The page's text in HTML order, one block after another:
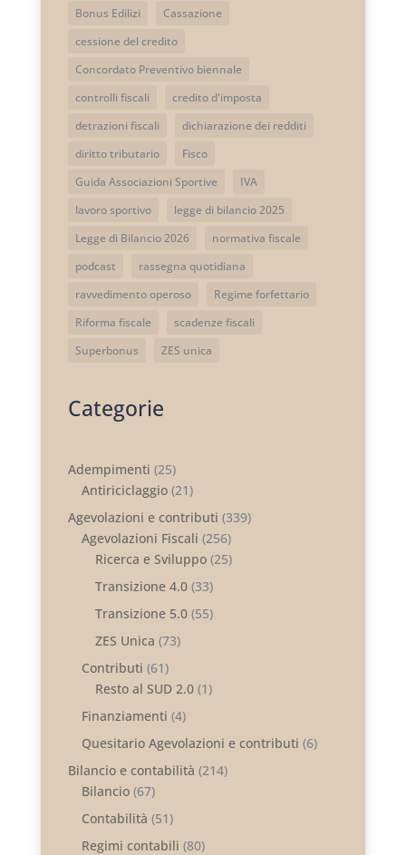
Bonus Edilizi
Cassazione
cessione del credito
Concordato Preventivo biennale
controlli fiscali
credito d'imposta
detrazioni fiscali
dichiarazione dei redditi
diritto tributario
Fisco
Guida Associazioni Sportive
IVA
lavoro sportivo
legge di bilancio 2025
Legge di Bilancio 2026
normativa fiscale
podcast
rassegna quotidiana
ravvedimento operoso
Regime forfettario
Riforma fiscale
scadenze fiscali
Superbonus
ZES unica
Categorie
Adempimenti (25)
Antiriciclaggio(21)
Agevolazioni e contributi (339)
Agevolazioni Fiscali (256)
Ricerca e Sviluppo(25)
Transizione 4.0(33)
Transizione 5.0(55)
ZES Unica (73)
Contributi (61)
Resto al SUD 2.0(1)
Finanziamenti (4)
Quesitario Agevolazioni e contributi (6)
Bilancio e contabilità (214)
Bilancio(67)
Contabilità (51)
Regimi contabili (80)